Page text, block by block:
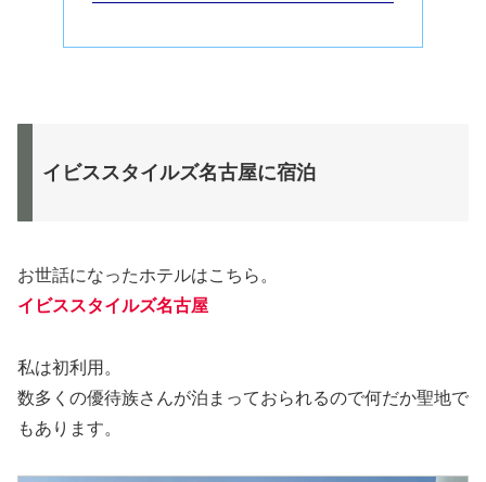
イビススタイルズ名古屋に宿泊
お世話になったホテルはこちら。
イビススタイルズ名古屋
私は初利用。
数多くの優待族さんが泊まっておられるので何だか聖地で
もあります。